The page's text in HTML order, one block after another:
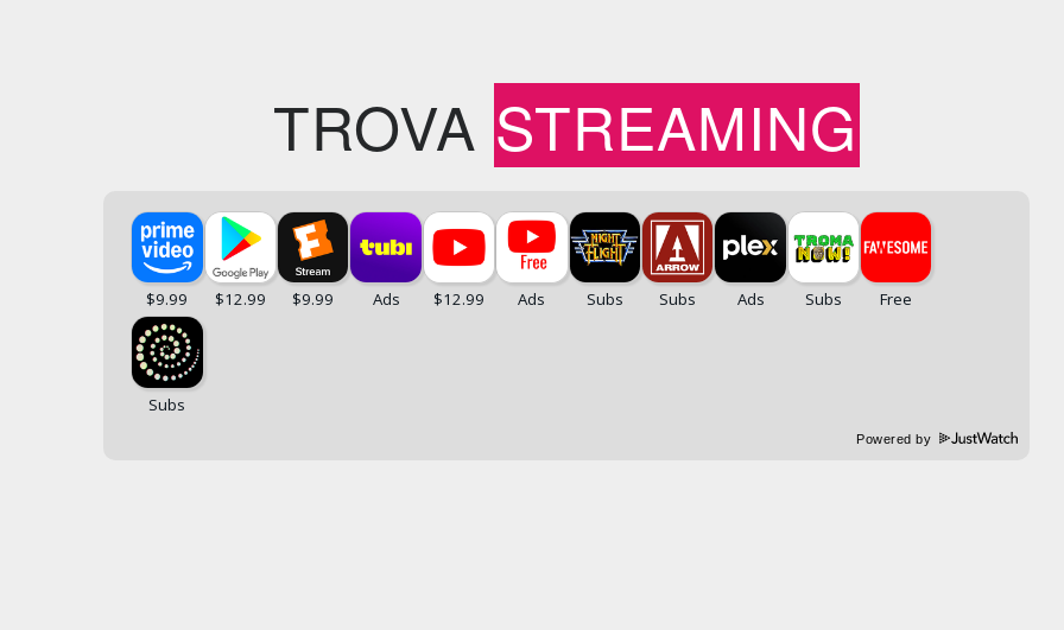
TROVA STREAMING
Powered by